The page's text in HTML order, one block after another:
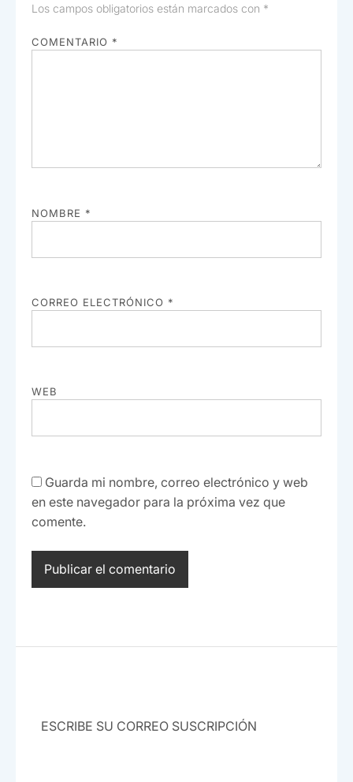
Los campos obligatorios están marcados con *
COMENTARIO *
NOMBRE *
CORREO ELECTRÓNICO *
WEB
Guarda mi nombre, correo electrónico y web
en este navegador para la próxima vez que
comente.